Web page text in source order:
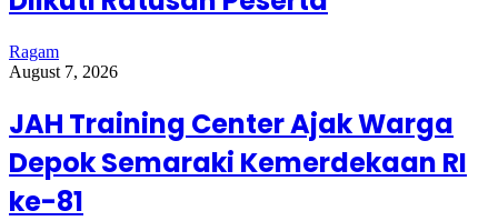
Ragam
August 7, 2026
JAH Training Center Ajak Warga
Depok Semaraki Kemerdekaan RI
ke-81